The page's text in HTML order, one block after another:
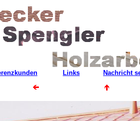
Links Nachricht